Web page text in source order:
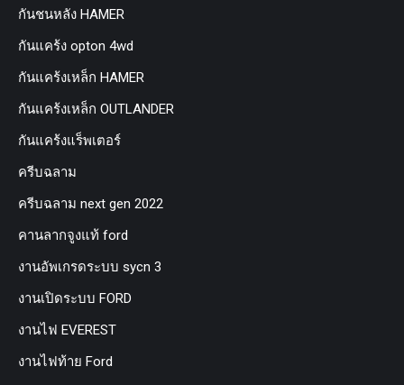
กันชนหลัง HAMER
กันแคร้ง opton 4wd
กันแคร้งเหล็ก HAMER
กันแคร้งเหล็ก OUTLANDER
กันแคร้งแร็พเตอร์
ครีบฉลาม
ครีบฉลาม next gen 2022
คานลากจูงแท้ ford
งานอัพเกรดระบบ sycn 3
งานเปิดระบบ FORD
งานไฟ EVEREST
งานไฟท้าย Ford